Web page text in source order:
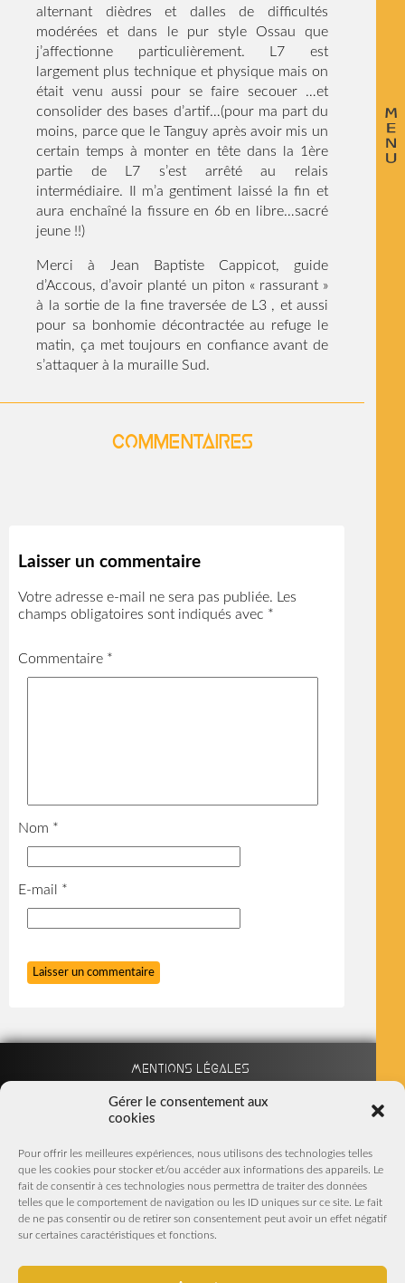
Gérer le consentement aux
cookies
Pour offrir les meilleures expériences, nous utilisons des technologies telles
que les cookies pour stocker et/ou accéder aux informations des appareils. Le
fait de consentir à ces technologies nous permettra de traiter des données
telles que le comportement de navigation ou les ID uniques sur ce site. Le fait
de ne pas consentir ou de retirer son consentement peut avoir un effet négatif
sur certaines caractéristiques et fonctions.
alternant dièdres et dalles de difficultés
modérées et dans le pur style Ossau que
j’affectionne particulièrement. L7 est
largement plus technique et physique mais on
était venu aussi pour se faire secouer …et
consolider des bases d’artif…(pour ma part du
moins, parce que le Tanguy après avoir mis un
certain temps à monter en tête dans la 1ère
partie de L7 s’est arrêté au relais
intermédiaire. Il m’a gentiment laissé la fin et
aura enchaîné la fissure en 6b en libre…sacré
jeune !!)
Merci à Jean Baptiste Cappicot, guide
d’Accous, d’avoir planté un piton « rassurant »
à la sortie de la fine traversée de L3 , et aussi
pour sa bonhomie décontractée au refuge le
matin, ça met toujours en confiance avant de
s’attaquer à la muraille Sud.
Commentaires
Laisser un commentaire
Votre adresse e-mail ne sera pas publiée. Les
champs obligatoires sont indiqués avec *
Commentaire *
Nom *
E-mail *
Mentions légales
Partenaires
Nous suivre sur Facebook
S'inscrire à la Newsletter